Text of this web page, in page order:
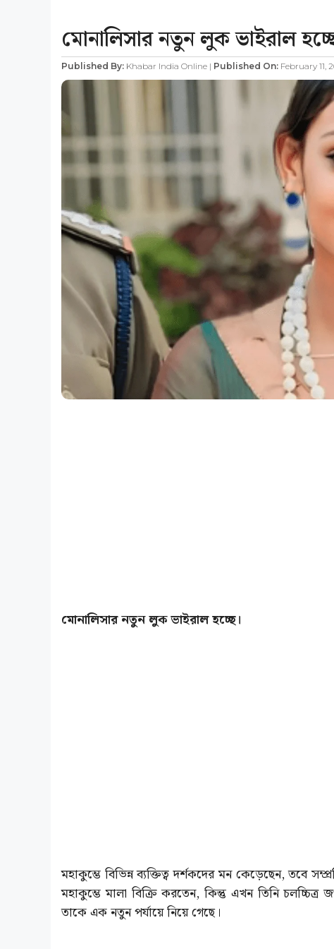
মোনালিসার নতুন লুক ভাইরাল
Published By: Khabar India Online | Published On: February 11,
মোনালিসার নতুন লুক ভাইরাল হচ্ছে।
মহাকুম্ভে বিভিন্ন ব্যক্তিত্ব দর্শকদের মন কেড়েছেন, তবে
মহাকুম্ভে মালা বিক্রি করতেন, কিন্তু এখন তিনি
তাকে এক নতুন পর্যায়ে নিয়ে গেছে।